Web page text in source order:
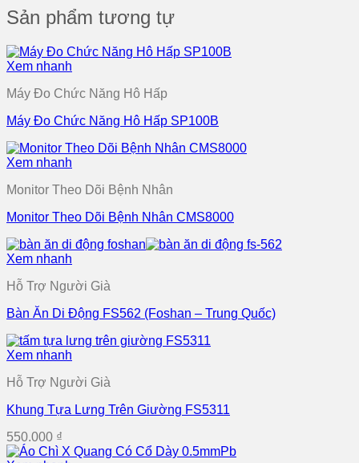
Sản phẩm tương tự
Xem nhanh
Máy Đo Chức Năng Hô Hấp
Máy Đo Chức Năng Hô Hấp SP100B
Xem nhanh
Monitor Theo Dõi Bệnh Nhân
Monitor Theo Dõi Bệnh Nhân CMS8000
Xem nhanh
Hỗ Trợ Người Già
Bàn Ăn Di Động FS562 (Foshan – Trung Quốc)
Xem nhanh
Hỗ Trợ Người Già
Khung Tựa Lưng Trên Giường FS5311
550.000 ₫